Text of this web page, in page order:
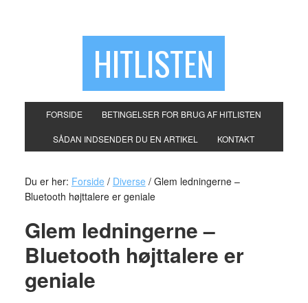
HITLISTEN
FORSIDE BETINGELSER FOR BRUG AF HITLISTEN
SÅDAN INDSENDER DU EN ARTIKEL KONTAKT
Du er her: Forside / Diverse /Glem ledningerne –
Bluetooth højttalere er geniale
Glem ledningerne –
Bluetooth højttalere er
geniale